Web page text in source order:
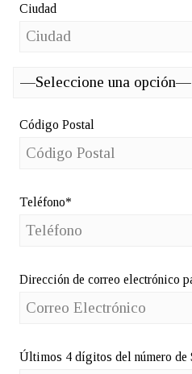
Ciudad
Código Postal
Teléfono*
Dirección de correo electrónico
Últimos 4 dígitos del número de